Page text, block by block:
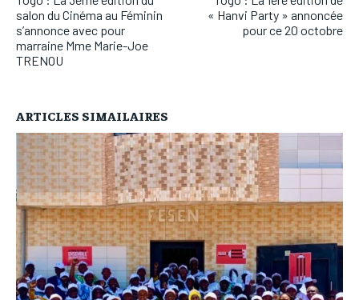
salon du Cinéma au Féminin
s’annonce avec pour
marraine Mme Marie-Joe
TRENOU
« Hanvi Party » annoncée
pour ce 20 octobre
ARTICLES SIMAILAIRES